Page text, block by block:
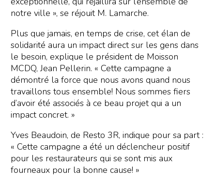
notre ville », se réjouit M. Lamarche.
Plus que jamais, en temps de crise, cet élan de
solidarité aura un impact direct sur les gens dans
le besoin, explique le président de Moisson
MCDQ, Jean Pellerin. « Cette campagne a
démontré la force que nous avons quand nous
travaillons tous ensemble! Nous sommes fiers
d’avoir été associés à ce beau projet qui a un
impact concret. »
Yves Beaudoin, de Resto 3R, indique pour sa part :
« Cette campagne a été un déclencheur positif
pour les restaurateurs qui se sont mis aux
fourneaux pour la bonne cause! »